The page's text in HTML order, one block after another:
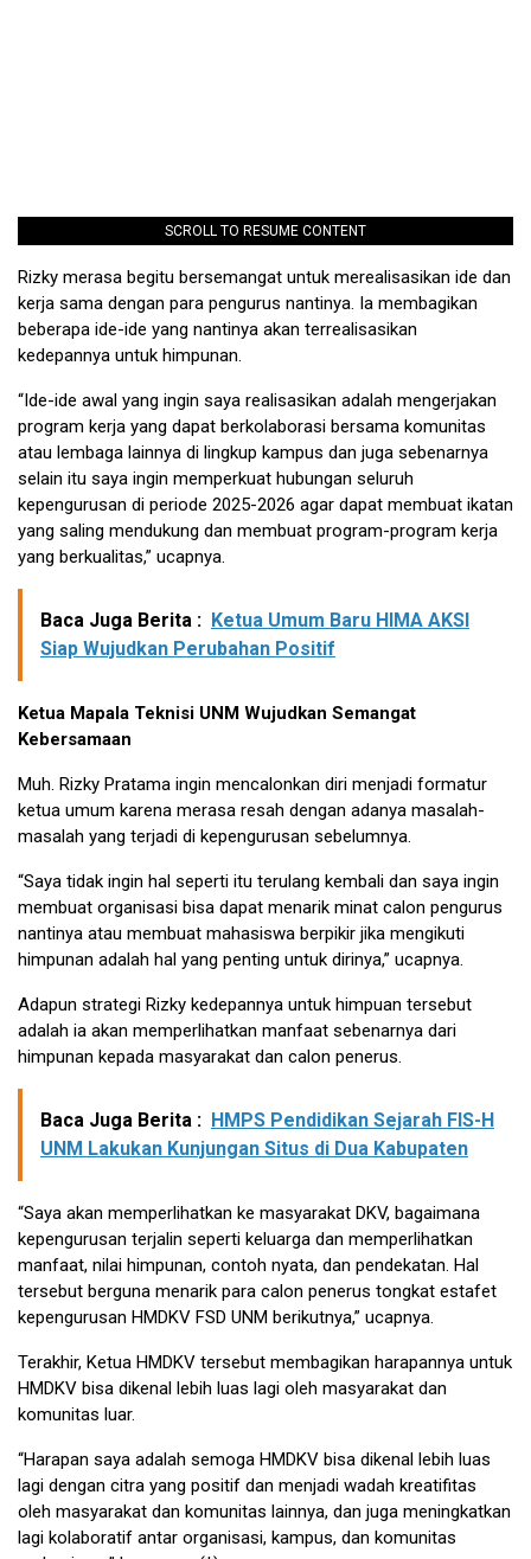
SCROLL TO RESUME CONTENT
Rizky merasa begitu bersemangat untuk merealisasikan ide dan
kerja sama dengan para pengurus nantinya. Ia membagikan
beberapa ide-ide yang nantinya akan terrealisasikan
kedepannya untuk himpunan.
“Ide-ide awal yang ingin saya realisasikan adalah mengerjakan
program kerja yang dapat berkolaborasi bersama komunitas
atau lembaga lainnya di lingkup kampus dan juga sebenarnya
selain itu saya ingin memperkuat hubungan seluruh
kepengurusan di periode 2025-2026 agar dapat membuat ikatan
yang saling mendukung dan membuat program-program kerja
yang berkualitas,” ucapnya.
Baca Juga Berita : Ketua Umum Baru HIMA AKSI
Siap Wujudkan Perubahan Positif
Ketua Mapala Teknisi UNM Wujudkan Semangat
Kebersamaan
Muh. Rizky Pratama ingin mencalonkan diri menjadi formatur
ketua umum karena merasa resah dengan adanya masalah-
masalah yang terjadi di kepengurusan sebelumnya.
“Saya tidak ingin hal seperti itu terulang kembali dan saya ingin
membuat organisasi bisa dapat menarik minat calon pengurus
nantinya atau membuat mahasiswa berpikir jika mengikuti
himpunan adalah hal yang penting untuk dirinya,” ucapnya.
Adapun strategi Rizky kedepannya untuk himpuan tersebut
adalah ia akan memperlihatkan manfaat sebenarnya dari
himpunan kepada masyarakat dan calon penerus.
Baca Juga Berita : HMPS Pendidikan Sejarah FIS-H
UNM Lakukan Kunjungan Situs di Dua Kabupaten
“Saya akan memperlihatkan ke masyarakat DKV, bagaimana
kepengurusan terjalin seperti keluarga dan memperlihatkan
manfaat, nilai himpunan, contoh nyata, dan pendekatan. Hal
tersebut berguna menarik para calon penerus tongkat estafet
kepengurusan HMDKV FSD UNM berikutnya,” ucapnya.
Terakhir, Ketua HMDKV tersebut membagikan harapannya untuk
HMDKV bisa dikenal lebih luas lagi oleh masyarakat dan
komunitas luar.
“Harapan saya adalah semoga HMDKV bisa dikenal lebih luas
lagi dengan citra yang positif dan menjadi wadah kreatifitas
oleh masyarakat dan komunitas lainnya, dan juga meningkatkan
lagi kolaboratif antar organisasi, kampus, dan komunitas